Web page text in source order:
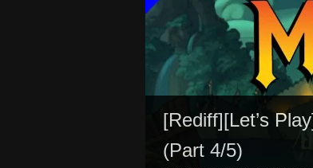
[Rediff][Let’s
(Part 4/5)